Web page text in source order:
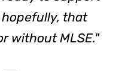
hopefully, that
without MLSE."